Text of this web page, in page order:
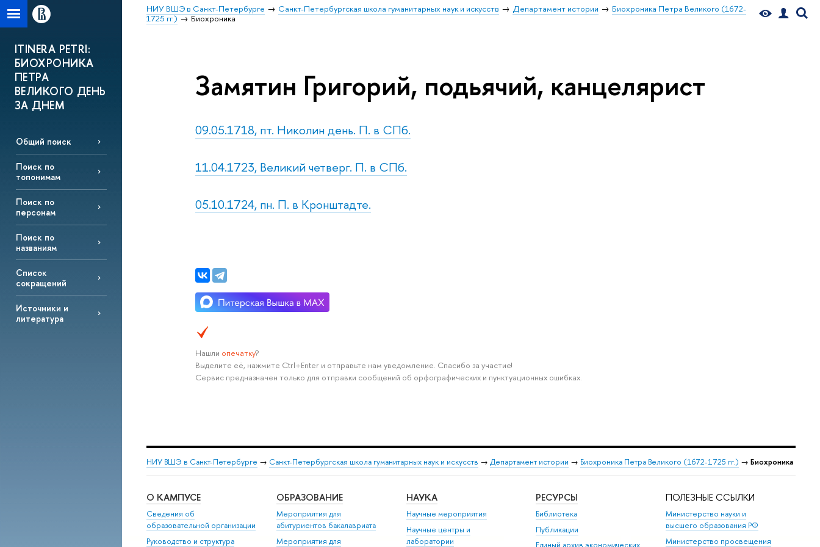
НИУ ВШЭ в Санкт-Петербурге Санкт-Петербургская школа гуманитарных наук и искусств Департамент истории
Биохроника Петра Великого (1672-
1725 гг.)
Биохроника
ITINERA PETRI:
БИОХРОНИКА
ПЕТРА
ВЕЛИКОГО ДЕНЬ
ЗА ДНЕМ
Общий поиск
Поиск по
топонимам
Поиск по
персонам
Поиск по
названиям
Список
сокращений
Источники и
литература
Замятин Григорий, подьячий, канцелярист
09.05.1718, пт. Николин день. П. в СПб.
11.04.1723, Великий четверг. П. в СПб.
05.10.1724, пн. П. в Кронштадте.
Нашли опечатку?
Выделите её, нажмите Ctrl+Enter и отправьте нам уведомление. Спасибо за участие!
Сервис предназначен только для отправки сообщений об орфографических и пунктуационных ошибках.
НИУ ВШЭ в Санкт-Петербурге → Санкт-Петербургская школа гуманитарных наук и искусств → Департамент истории → Биохроника Петра Великого (1672-1725 гг.) → Биохроника
О КАМПУСЕ
Сведения об
образовательной организации
Руководство и структура
ОБРАЗОВАНИЕ
Мероприятия для
абитуриентов бакалавриата
Мероприятия для
НАУКА
Научные мероприятия
Научные центры и
лаборатории
РЕСУРСЫ
Библиотека
Публикации
Единый архив экономических
ПОЛЕЗНЫЕ ССЫЛКИ
Министерство науки и
высшего образования РФ
Министерство просвещения